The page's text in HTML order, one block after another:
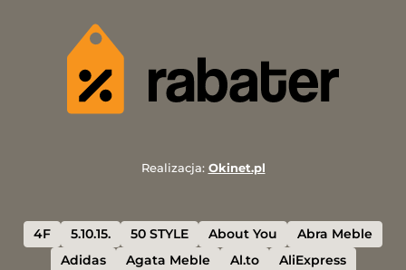
Realizacja: Okinet.pl
4F 5.10.15. 50 STYLE About You
Abra Meble
Adidas
Agata Meble Al.to
AliExpress